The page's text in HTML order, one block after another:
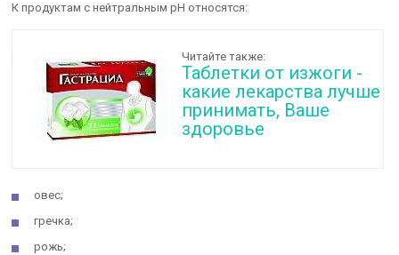
К продуктам с нейтральным рН относятся:
Читайте также:
Таблетки от изжоги -
какие лекарства лучше
принимать, Ваше
здоровье
овес;
гречка;
рожь;